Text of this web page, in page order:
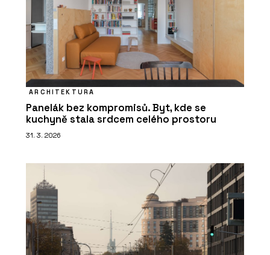
ARCHITEKTURA
Panelák bez kompromisů. Byt, kde se
kuchyně stala srdcem celého prostoru
31. 3. 2026